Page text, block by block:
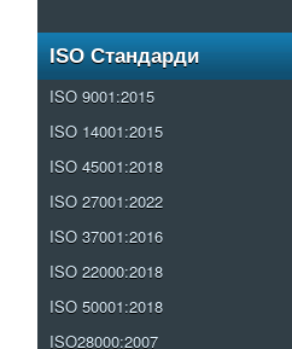
ISO Стандарди
ISO 9001:2015
ISO 14001:2015
ISO 45001:2018
ISO 27001:2022
ISO 37001:2016
ISO 22000:2018
ISO 50001:2018
ISO28000:2007